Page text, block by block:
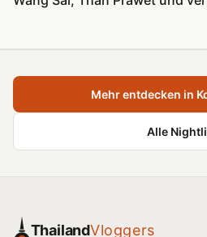
Mehr entdecken in
Alle
ThailandVloggers